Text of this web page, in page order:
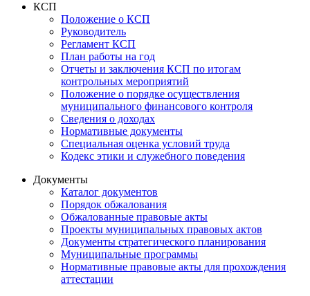
КСП
Положение о КСП
Руководитель
Регламент КСП
План работы на год
Отчеты и заключения КСП по итогам
контрольных мероприятий
Положение о порядке осуществления
муниципального финансового контроля
Сведения о доходах
Нормативные документы
Специальная оценка условий труда
Кодекс этики и служебного поведения
Документы
Каталог документов
Порядок обжалования
Обжалованные правовые акты
Проекты муниципальных правовых актов
Документы стратегического планирования
Муниципальные программы
Нормативные правовые акты для прохождения
аттестации